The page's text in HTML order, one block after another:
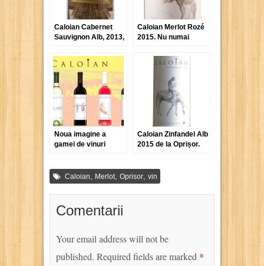
Caloian Cabernet
Sauvignon Alb, 2013,
Caloian Merlot Rozé
2015. Nu numai
deschis terasele!
Noua imagine a
gamei de vinuri
Caloian Zinfandel Alb
2015 de la Oprișor.
Caloian, Merlot, Oprisor, vin
Comentarii
Your email address will not be
published. Required fields are marked *